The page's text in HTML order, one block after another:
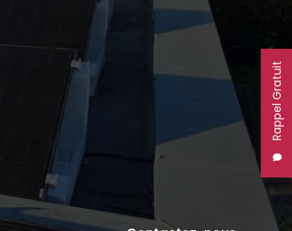
Rappel Gratuit
Charpente et couverture